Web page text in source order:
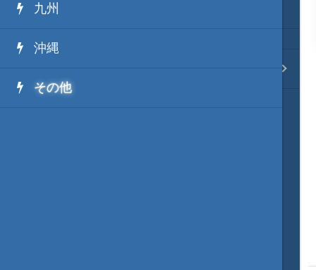
九州
沖縄
その他
信長の野望ニュース